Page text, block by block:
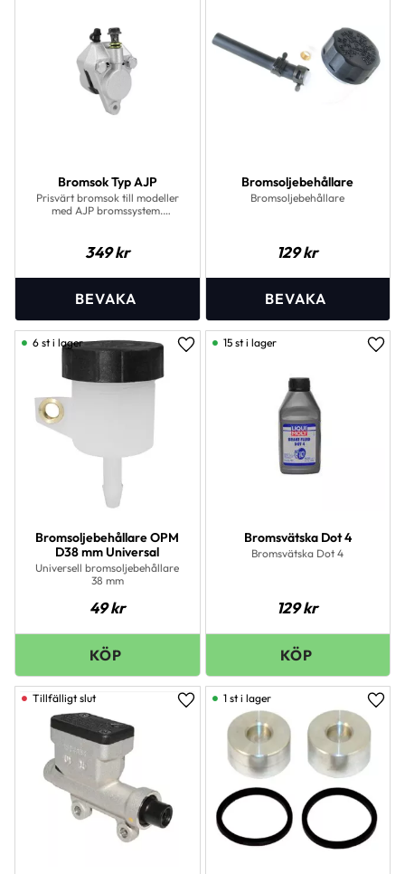
Bromsok Typ AJP
Prisvärt bromsok till modeller
med AJP bromssystem.
349kr
Bromsoljebehållare
Bromsoljebehållare
129kr
Bromsoljebehållare OPM
D38 mm Universal
Universell bromsoljebehållare
38 mm
49kr
Lägg till i favoriter
6 st i lager
Bromsvätska Dot 4
Bromsvätska Dot 4
129kr
15 st i lager
Lägg till i favoriter
1 st i lager